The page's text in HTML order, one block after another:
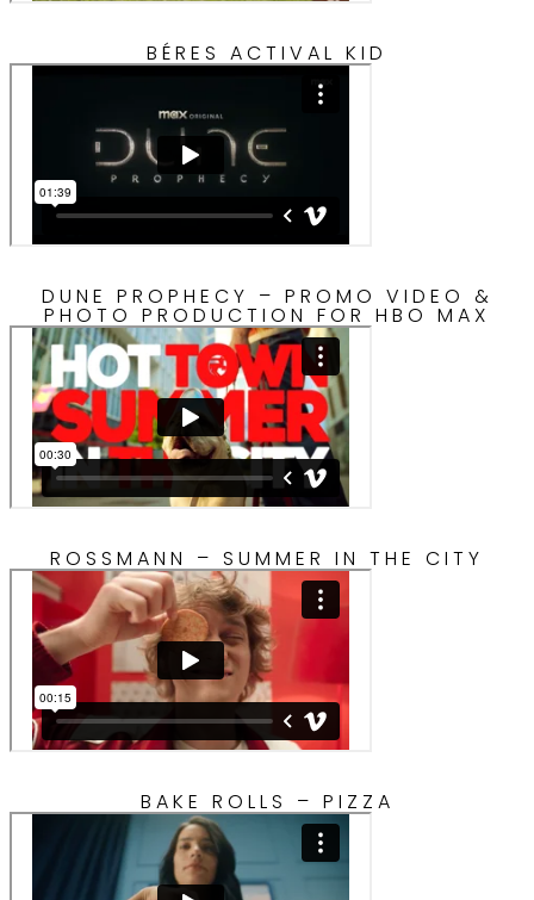
BÉRES ACTIVAL KID
DUNE PROPHECY – PROMO VIDEO &
PHOTO PRODUCTION FOR HBO MAX
ROSSMANN – SUMMER IN THE CITY
BAKE ROLLS – PIZZA